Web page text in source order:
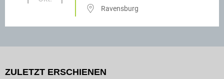
Ravensburg
ZULETZT ERSCHIENEN